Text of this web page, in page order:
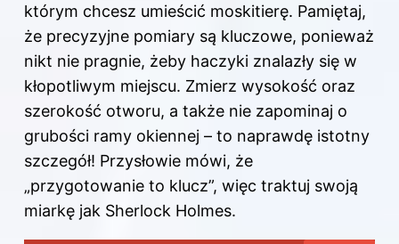
którym chcesz umieścić moskitierę. Pamiętaj,
że precyzyjne pomiary są kluczowe, ponieważ
nikt nie pragnie, żeby haczyki znalazły się w
kłopotliwym miejscu. Zmierz wysokość oraz
szerokość otworu, a także nie zapominaj o
grubości ramy okiennej – to naprawdę istotny
szczegół! Przysłowie mówi, że
„przygotowanie to klucz”, więc traktuj swoją
miarkę jak Sherlock Holmes.